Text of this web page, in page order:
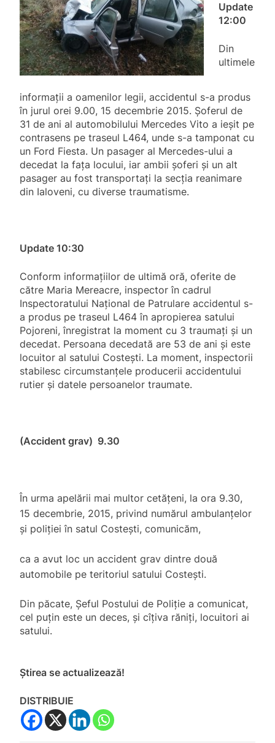
Update
12:00
Din
ultimele
informații a oamenilor legii, accidentul s-a produs
în jurul orei 9.00, 15 decembrie 2015. Șoferul de
31 de ani al automobilului Mercedes Vito a ieșit pe
contrasens pe traseul L464, unde s-a tamponat cu
un Ford Fiesta. Un pasager al Mercedes-ului a
decedat la fața locului, iar ambii șoferi și un alt
pasager au fost transportați la secția reanimare
din Ialoveni, cu diverse traumatisme.
Update 10:30
Conform informațiilor de ultimă oră, oferite de
către Maria Mereacre, inspector în cadrul
Inspectoratului Național de Patrulare accidentul s-
a produs pe traseul L464 în apropierea satului
Pojoreni, înregistrat la moment cu 3 traumați și un
decedat. Persoana decedată are 53 de ani și este
locuitor al satului Costești. La moment, inspectorii
stabilesc circumstanțele producerii accidentului
rutier și datele persoanelor traumate.
(Accident grav) 9.30
În urma apelării mai multor cetățeni, la ora 9.30,
15 decembrie, 2015, privind numărul ambulanțelor
și poliției în satul Costești, comunicăm,
ca a avut loc un accident grav dintre două
automobile pe teritoriul satului Costești.
Din păcate, Șeful Postului de Poliție a comunicat,
cel puțin este un deces, și cîțiva răniți, locuitori ai
satului.
Știrea se actualizează!
DISTRIBUIE